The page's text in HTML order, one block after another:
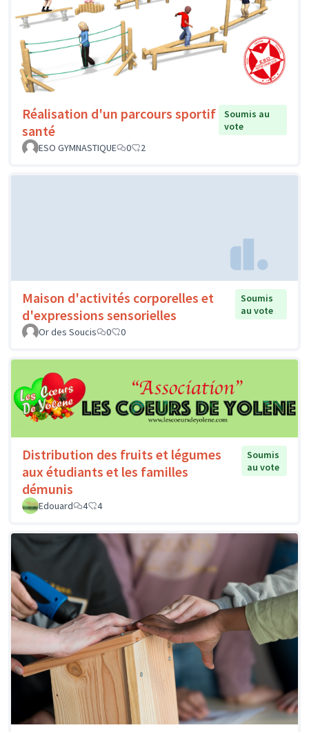
Réalisation d'un parcours sportif
santé
Soumis au
vote
ESO GYMNASTIQUE
0 2
Maison d'activités corporelles et
d'expressions sensorielles
Soumis
au vote
Or des Soucis
0 0
Distribution des fruits et légumes
aux étudiants et les familles
démunis
Soumis
au vote
Edouard 4 4